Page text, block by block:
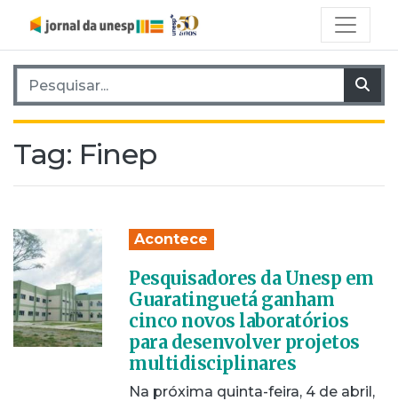
Pesquisar por:
Tag: Finep
Acontece
Pesquisadores da Unesp em
Guaratinguetá ganham
cinco novos laboratórios
para desenvolver projetos
multidisciplinares
Na próxima quinta-feira, 4 de abril,